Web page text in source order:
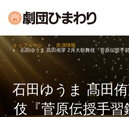
石田ゆうま 髙田
伎『菅原伝授手習
トップページ
出演情報
石田ゆうま 髙田侑芽 2月大歌舞伎『菅原伝授手